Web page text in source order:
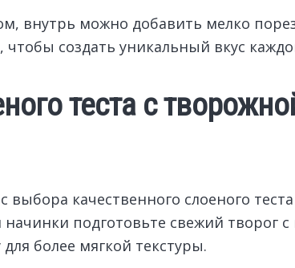
внутрь можно добавить мелко
создать уникальный вкус
теста с
качественного слоеного
начинки подготовьте свежий
более мягкой текстуры.